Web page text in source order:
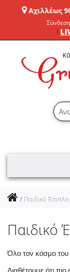
Αχιλλέως
Παιδικό Έπιπλο
Παιδικό
Όλο τον κόσμο του
Διαθέτουμε ότι